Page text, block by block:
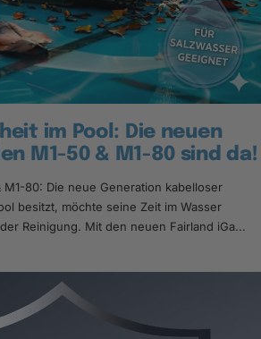
im Pool: Die neuen
M1-50 & M1-80 sind da!
M1-80: Die neue Generation kabelloser
besitzt, möchte seine Zeit im Wasser
Reinigung. Mit den neuen Fairland iGa...